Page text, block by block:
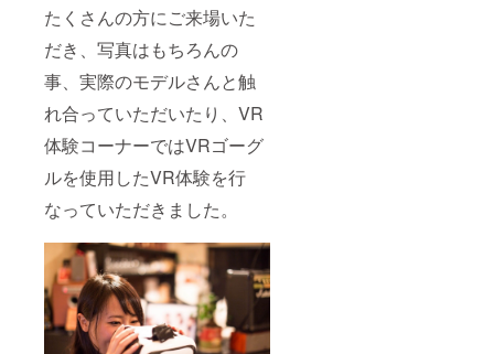
たくさんの方にご来場いた
だき、写真はもちろんの
事、実際のモデルさんと触
れ合っていただいたり、VR
体験コーナーではVRゴーグ
ルを使用したVR体験を行
なっていただきました。